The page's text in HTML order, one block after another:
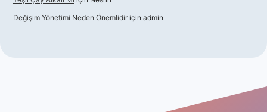
Değişim Yönetimi Neden Önemlidir için admin